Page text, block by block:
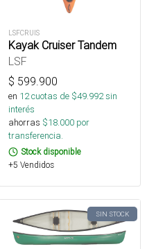
LSFCRUIS
Kayak Cruiser Tandem
LSF
$ 599.900
en 12cuotas de $49.992sin
interés
ahorras $18.000 por
transferencia.
Stock disponible
+5 Vendidos
SIN STOCK